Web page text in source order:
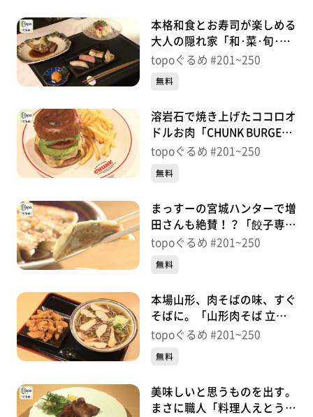
本格和食とお寿司が楽しめる
大人の隠れ家「和･菜･旬･味
たていし」（青葉区国分町）
topoぐるめ #201~250
無料
溶岩石で焼き上げたココロオ
ドルお肉「CHUNK BURGER
STAND」（青葉区二日町）
topoぐるめ #201~250
無料
まっすーの宮城ハンターで増
田さんも絶賛！？「餃子専門
店おゆき」（青葉区国分町）
topoぐるめ #201~250
無料
本場山形、肉そばの味、すぐ
そばに。「山形肉そば 立花
仙台本店」（若林区遠見塚）
topoぐるめ #201~250
無料
美味しいと思うものを出す。
まさに職人「料理人えとう